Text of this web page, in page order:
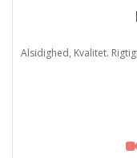
Alsidighed, Kvalitet.